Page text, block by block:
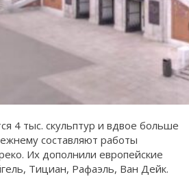
4 тыс. скульптур и вдвое больше
составляют работы
Их дополнили европейские
Тициан, Рафаэль, Ван Дейк.